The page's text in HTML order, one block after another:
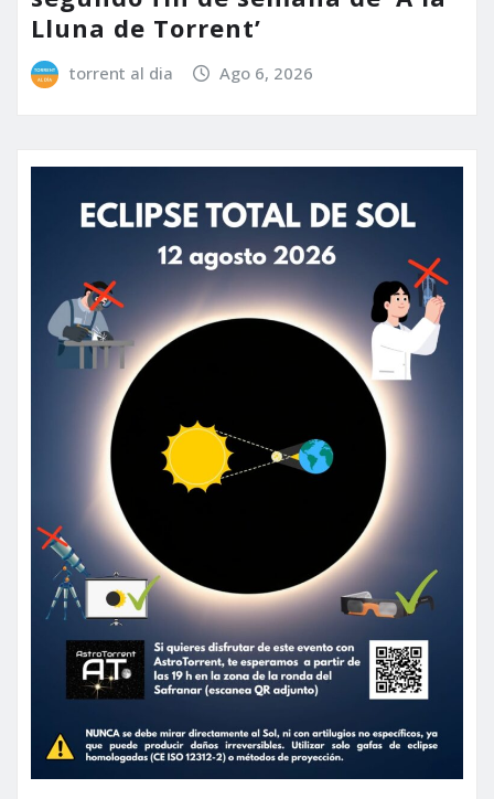
Lluna de Torrent’
torrent al dia Ago 6, 2026